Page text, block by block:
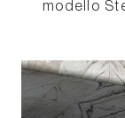
modello